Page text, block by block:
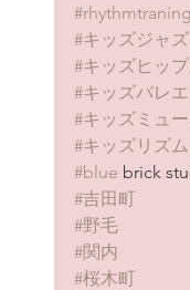
#rhythmtraning
#キッズジャ
#キッズヒッ
#キッズバレエ
#キッズミュ
#キッズリズ
#blue brick
#吉田町
#野毛
#関内
#桜木町